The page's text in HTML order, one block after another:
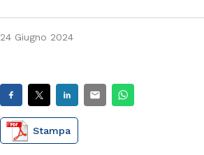
24 Giugno 2024
Stampa